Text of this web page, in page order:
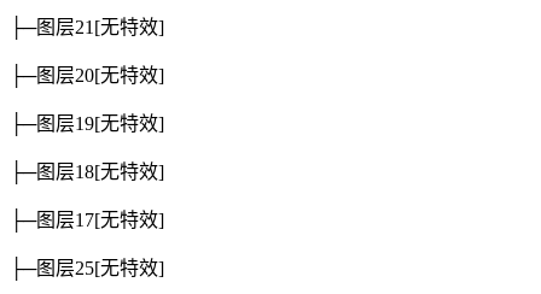
├─图层21 [无特效]
├─图层20[无特效]
├─图层19[无特效]
├─图层18[无特效]
├─图层17[无特效]
├─图层25[无特效]